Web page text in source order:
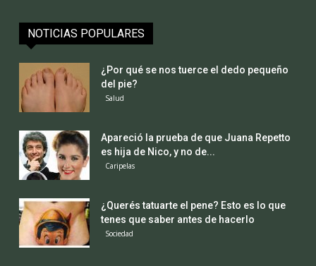
NOTICIAS POPULARES
¿Por qué se nos tuerce el dedo pequeño
del pie?
Salud
Apareció la prueba de que Juana Repetto
es hija de Nico, y no de...
Caripelas
¿Querés tatuarte el pene? Esto es lo que
tenes que saber antes de hacerlo
Sociedad